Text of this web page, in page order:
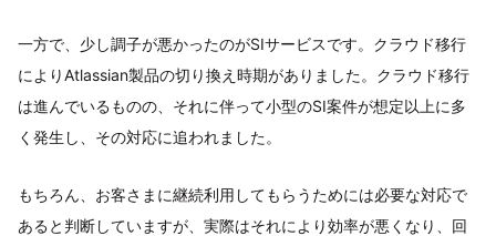
一方で、少し調子が悪かったのがSIサービスです。クラウド移行
によりAtlassian製品の切り換え時期がありました。クラウド移行
は進んでいるものの、それに伴って小型のSI案件が想定以上に多
く発生し、その対応に追われました。
もちろん、お客さまに継続利用してもらうためには必要な対応で
あると判断していますが、実際はそれにより効率が悪くなり、回